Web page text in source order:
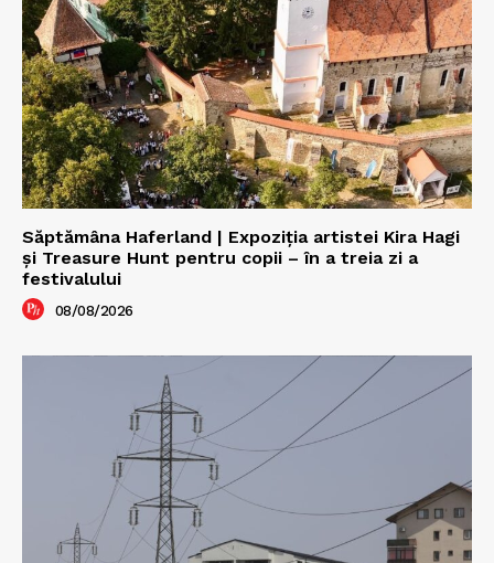
Săptămâna Haferland | Expoziţia artistei Kira Hagi
şi Treasure Hunt pentru copii – în a treia zi a
festivalului
08/08/2026